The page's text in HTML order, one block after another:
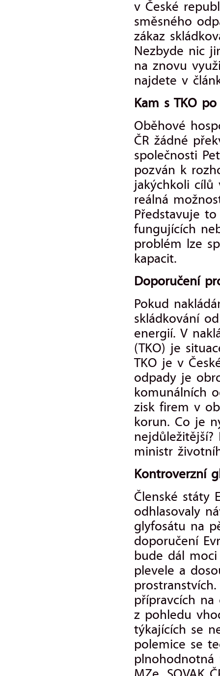
v České
směsného
zákaz
Nezbyde nic
na znovu
najdete v
Kam s TKO
Oběhové
ČR žádné
společnosti
pozván k
jakýchkoli cílů
reálná
Představuje
fungujících
problém lze
kapacit.
Doporučení
Pokud
skládkování
energií. V
(TKO) je
TKO je v
odpady je
komunálních
zisk firem v
korun. Co je
ministr
Kontroverzní
Členské státy
odhlasovaly
glyfosátu na
doporučení
bude dál
plevele a
přípravcích
z pohledu
týkajících se
polemice se
plnohodnotná